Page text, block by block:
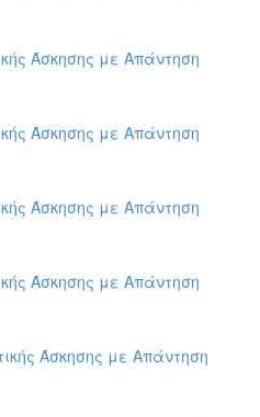
Άσκησης με Απάντηση
Άσκησης με Απάντηση
Άσκησης με Απάντηση
Άσκησης με Απάντηση
Άσκησης με Απάντηση